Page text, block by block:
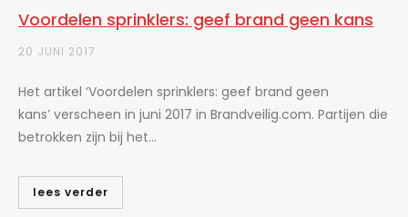
Voordelen sprinklers: geef brand geen kans
20 JUNI 2017
Het artikel ‘Voordelen sprinklers: geef brand geen
kans’ verscheen in juni 2017 in Brandveilig.com. Partijen die
betrokken zijn bij het...
lees verder